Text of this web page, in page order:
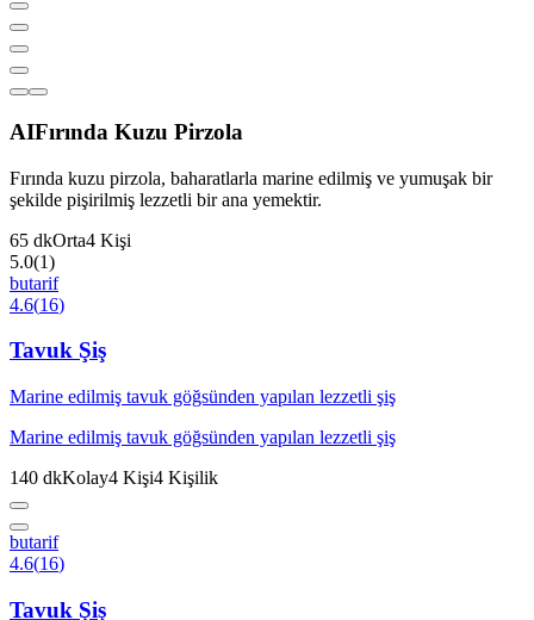
AIFırında Kuzu Pirzola
Fırında kuzu pirzola, baharatlarla marine edilmiş ve yumuşak bir
şekilde pişirilmiş lezzetli bir ana yemektir.
65 dkOrta4 Kişi
5.0(1)
butarif
4.6(16)
Tavuk Şiş
Marine edilmiş tavuk göğsünden yapılan lezzetli şiş
Marine edilmiş tavuk göğsünden yapılan lezzetli şiş
140 dkKolay4 Kişi4 Kişilik
butarif
4.6(16)
Tavuk Şiş